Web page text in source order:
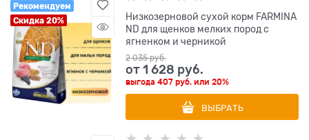
Рекомендуем
Скидка 20%
Низкозерновой cухой корм FARMINA
ND для щенков мелких пород с
ягненком и черникой
2 035 руб.
от1 628 руб.
выгода407 руб. или20%
ВЫБРАТЬ